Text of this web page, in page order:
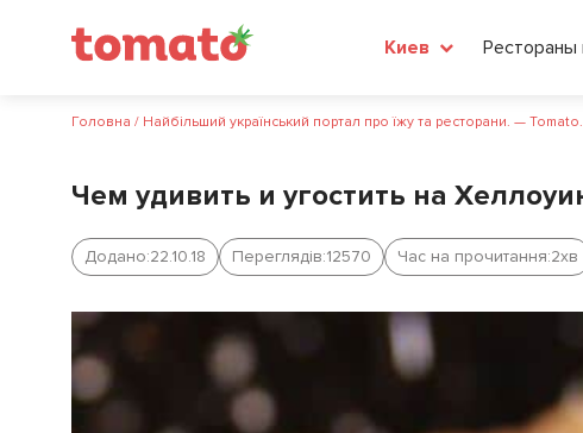
Киев Рестораны
Головна / Найбільший український портал про їжу та ресторани. —
Чем удивить и угостить на
Додано:22.10.18 Переглядів:12570 Час на прочитання:2хв